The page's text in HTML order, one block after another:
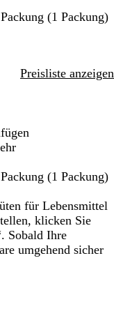
(1 Packung)
Preisliste anzeigen
(1 Packung)
für Lebensmittel
klicken Sie
Sobald Ihre
umgehend sicher